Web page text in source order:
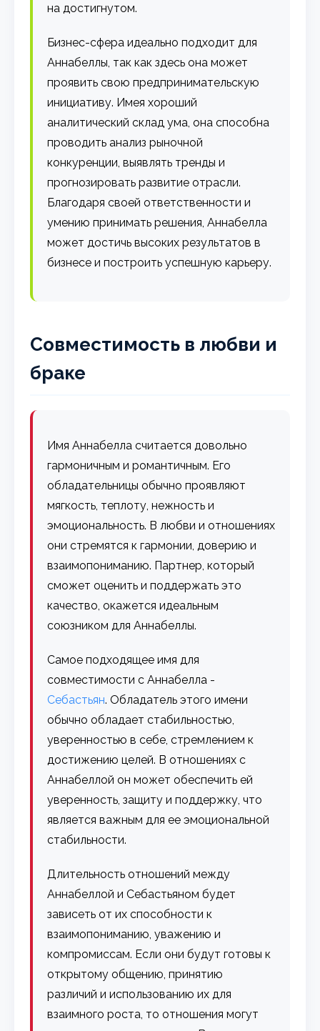
на достигнутом.
Бизнес-сфера идеально подходит для
Аннабеллы, так как здесь она может
проявить свою предпринимательскую
инициативу. Имея хороший
аналитический склад ума, она способна
проводить анализ рыночной
конкуренции, выявлять тренды и
прогнозировать развитие отрасли.
Благодаря своей ответственности и
умению принимать решения, Аннабелла
может достичь высоких результатов в
бизнесе и построить успешную карьеру.
Совместимость в любви и
браке
Имя Аннабелла считается довольно
гармоничным и романтичным. Его
обладательницы обычно проявляют
мягкость, теплоту, нежность и
эмоциональность. В любви и отношениях
они стремятся к гармонии, доверию и
взаимопониманию. Партнер, который
сможет оценить и поддержать это
качество, окажется идеальным
союзником для Аннабеллы.
Самое подходящее имя для
совместимости с Аннабелла -
Себастьян. Обладатель этого имени
обычно обладает стабильностью,
уверенностью в себе, стремлением к
достижению целей. В отношениях с
Аннабеллой он может обеспечить ей
уверенность, защиту и поддержку, что
является важным для ее эмоциональной
стабильности.
Длительность отношений между
Аннабеллой и Себастьяном будет
зависеть от их способности к
взаимопониманию, уважению и
компромиссам. Если они будут готовы к
открытому общению, принятию
различий и использованию их для
взаимного роста, то отношения могут